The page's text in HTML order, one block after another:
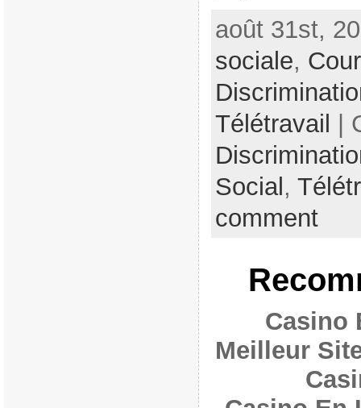
août 31st,
sociale,
Télétravail
|
Social ,
comment
Casino
Meilleur